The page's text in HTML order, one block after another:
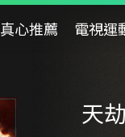
真心推薦 電視運
天